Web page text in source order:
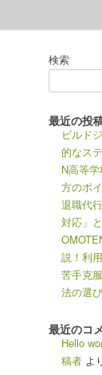
検索
最近の投
ビルド
的なス
N高等
方のポ
退職代
対応」
説！利
苦手克
法の選
最近のコ
Hello
稿者 よ